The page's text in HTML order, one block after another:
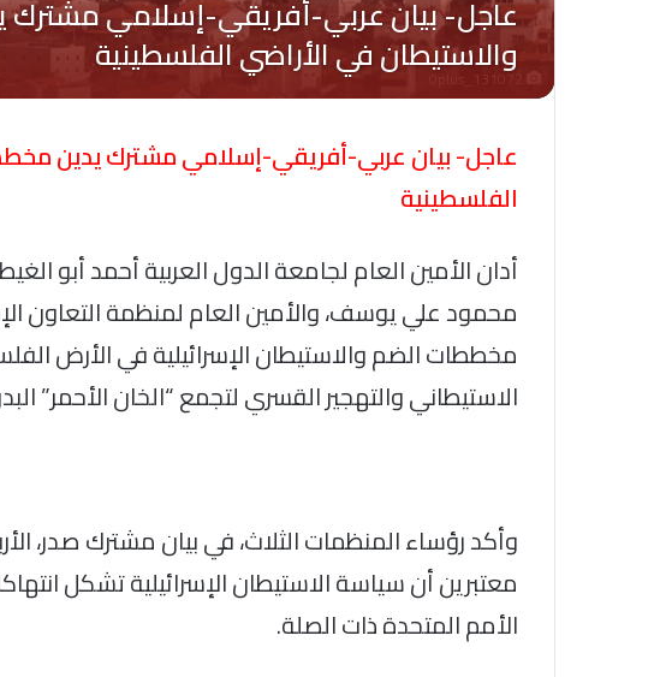
عاجل- بيان عربي-أفريقي-إسلامي مشترك يدين
الفلسطينية
أدان الأمين العام لجامعة الدول العربية أحمد أبو
محمود علي يوسف، والأمين العام لمنظمة التعاون
الاستيطاني والتهجير القسري لتجمع “الخان الأحمر”
وأكد رؤساء المنظمات الثلاث، في بيان مشترك صدر،
معتبرين أن سياسة الاستيطان الإسرائيلية تشكل
الأمم المتحدة ذات الصلة.